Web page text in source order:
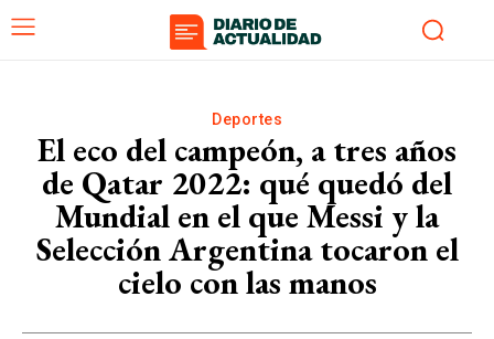
Deportes
El eco del campeón, a tres años
de Qatar 2022: qué quedó del
Mundial en el que Messi y la
Selección Argentina tocaron el
cielo con las manos